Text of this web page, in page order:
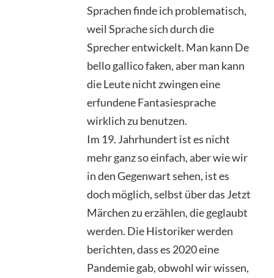
Sprachen finde ich problematisch,
weil Sprache sich durch die
Sprecher entwickelt. Man kann De
bello gallico faken, aber man kann
die Leute nicht zwingen eine
erfundene Fantasiesprache
wirklich zu benutzen.
Im 19. Jahrhundert ist es nicht
mehr ganz so einfach, aber wie wir
in den Gegenwart sehen, ist es
doch möglich, selbst über das Jetzt
Märchen zu erzählen, die geglaubt
werden. Die Historiker werden
berichten, dass es 2020 eine
Pandemie gab, obwohl wir wissen,